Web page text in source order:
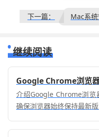
下一篇：
继续阅读
Google Chrome浏览
介绍Google Chrome浏览
确保浏览器始终保持最新